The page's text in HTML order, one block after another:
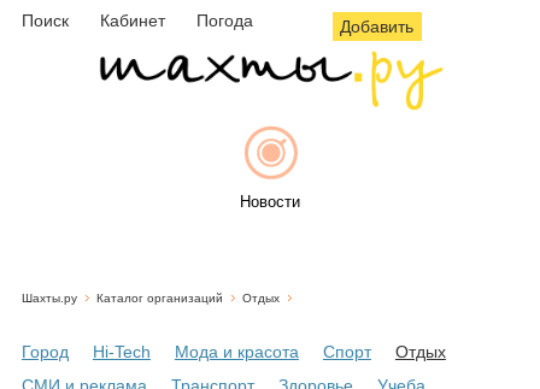
Поиск Кабинет Погода Добавить
Новости
Шахты.ру Каталог организаций Отдых
Город Hi-Tech Мода и красота Спорт
Отдых